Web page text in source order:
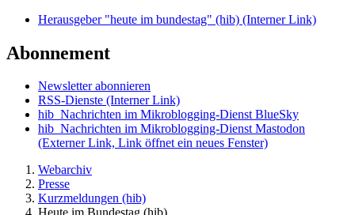
Herausgeber "heute im bundestag" (hib) (Interner Link)
Abonnement
Newsletter abonnieren
RSS-Dienste (Interner Link)
hib_Nachrichten im Mikroblogging-Dienst BlueSky
hib_Nachrichten im Mikroblogging-Dienst Mastodon
(Externer Link, Link öffnet ein neues Fenster)
Webarchiv
Presse
Kurzmeldungen (hib)